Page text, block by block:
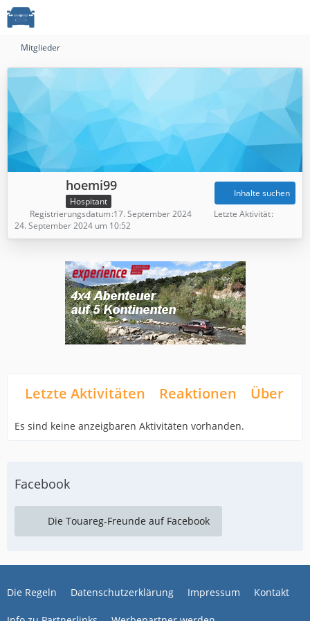
Mitglieder
hoemi99
Hospitant
Inhalte suchen
Registrierungsdatum 17. September 2024
Letzte Aktivität
24. September 2024 um 10:52
Letzte Aktivitäten Reaktionen Über
Es sind keine anzeigbaren Aktivitäten vorhanden.
Facebook
Die Touareg-Freunde auf Facebook
Die Regeln Datenschutzerklärung Impressum Kontakt